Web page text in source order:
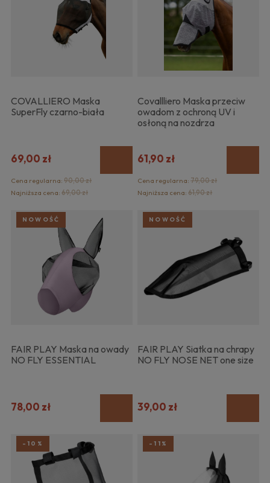
COVALLIERO Maska
SuperFly czarno-biała
69,00 zł
Cena regularna: 90,00 zł
Najniższa cena: 69,00 zł
Covallliero Maska przeciw
owadom z ochroną UV i
osłoną na nozdrza
61,90 zł
Cena regularna:79,00 zł
Najniższa cena:61,90 zł
FAIR PLAY Maska na owady
NO FLY ESSENTIAL
78,00 zł
NOWOŚĆ
FAIR PLAY Siatka na chrapy
NO FLY NOSE NET one size
39,00 zł
NOWOŚĆ
-10% -11%